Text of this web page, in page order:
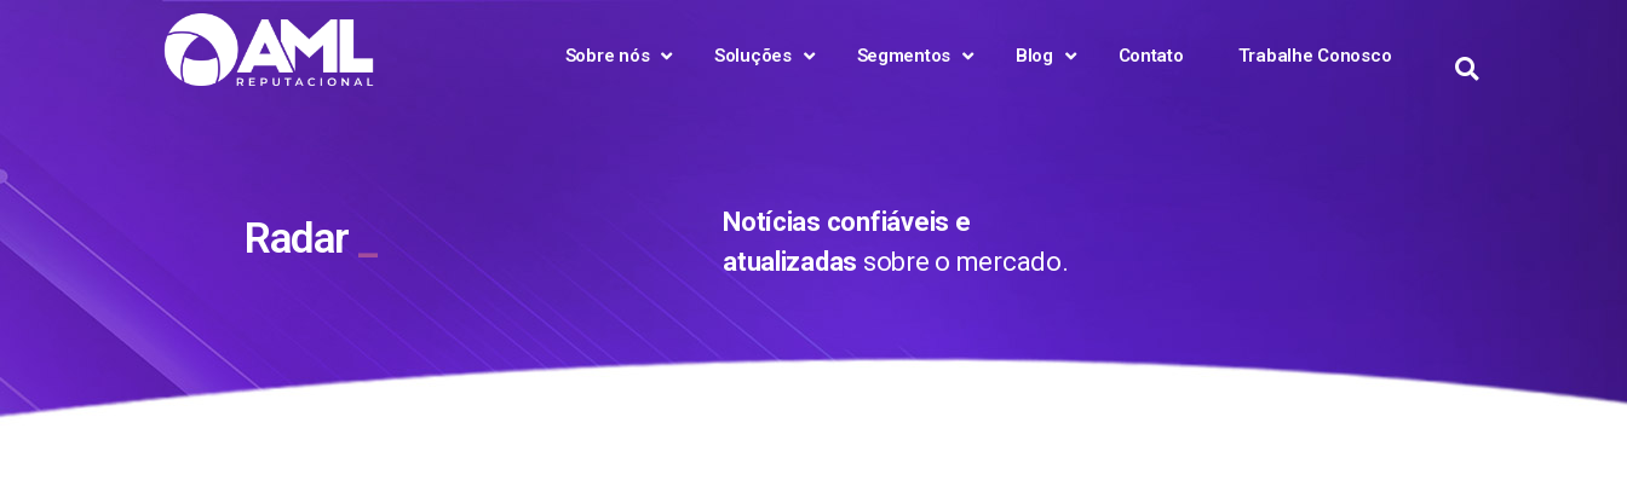
Sobre nós Soluções Segmentos Blog Contato Trabalhe Conosco
Radar_
Notícias confiáveis e
atualizadas sobre o mercado.